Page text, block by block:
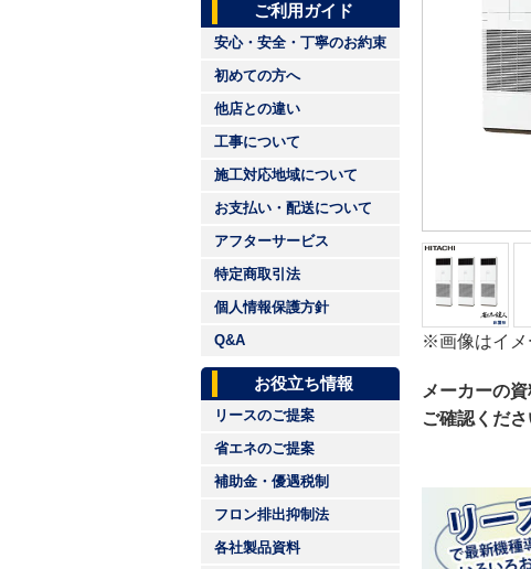
ご利用ガイド
安心・安全・丁寧のお約束
初めての方へ
他店との違い
工事について
施工対応地域について
お支払い・配送について
アフターサービス
特定商取引法
個人情報保護方針
Q&A
お役立ち情報
リースのご提案
省エネのご提案
補助金・優遇税制
フロン排出抑制法
各社製品資料
※画像はイメ
メーカーの
ご確認くださ